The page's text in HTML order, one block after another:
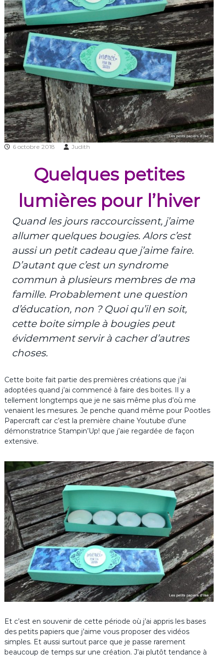
6 octobre 2018 Judith
Quelques petites
lumières pour l’hiver
Quand les jours raccourcissent, j’aime
allumer quelques bougies. Alors c’est
aussi un petit cadeau que j’aime faire.
D’autant que c’est un syndrome
commun à plusieurs membres de ma
famille. Probablement une question
d’éducation, non ? Quoi qu’il en soit,
cette boite simple à bougies peut
évidemment servir à cacher d’autres
choses.
Cette boite fait partie des premières créations que j’ai
adoptées quand j’ai commencé à faire des boites. Il y a
tellement longtemps que je ne sais même plus d’où me
venaient les mesures. Je penche quand même pour Pootles
Papercraft car c’est la première chaine Youtube d’une
démonstratrice Stampin’Up! que j’aie regardée de façon
extensive.
Et c’est en souvenir de cette période où j’ai appris les bases
des petits papiers que j’aime vous proposer des vidéos
simples. Et aussi surtout parce que je passe rarement
beaucoup de temps sur une création. J’ai plutôt tendance à